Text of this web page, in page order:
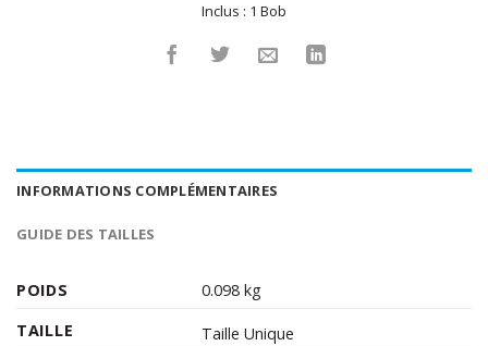
Inclus : 1 Bob
INFORMATIONS COMPLÉMENTAIRES
GUIDE DES TAILLES
POIDS
0.098 kg
TAILLE
Taille Unique